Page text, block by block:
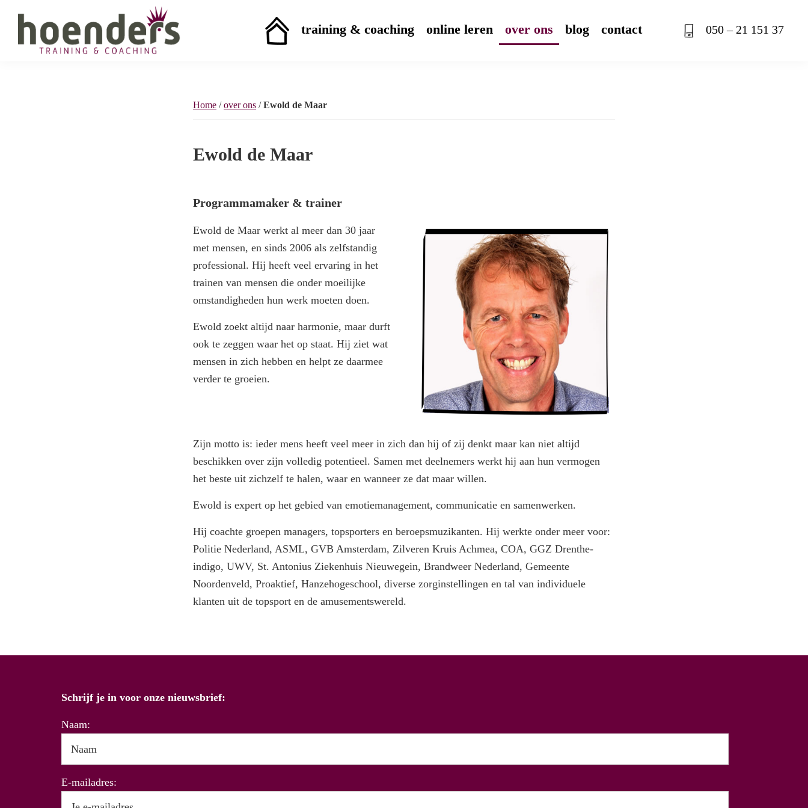
primary
main
footer
training & coaching online leren over ons blog contact 050 – 21 151 37
Home /over ons /Ewold de Maar
Ewold de Maar
Programmamaker & trainer
Ewold de Maar werkt al meer dan 30 jaar
met mensen, en sinds 2006 als zelfstandig
professional. Hij heeft veel ervaring in het
trainen van mensen die onder moeilijke
omstandigheden hun werk moeten doen.
Ewold zoekt altijd naar harmonie, maar durft
ook te zeggen waar het op staat. Hij ziet wat
mensen in zich hebben en helpt ze daarmee
verder te groeien.
Zijn motto is: ieder mens heeft veel meer in zich dan hij of zij denkt maar kan niet altijd
beschikken over zijn volledig potentieel. Samen met deelnemers werkt hij aan hun vermogen
het beste uit zichzelf te halen, waar en wanneer ze dat maar willen.
Ewold is expert op het gebied van emotiemanagement, communicatie en samenwerken.
Hij coachte groepen managers, topsporters en beroepsmuzikanten. Hij werkte onder meer voor:
Politie Nederland, ASML, GVB Amsterdam, Zilveren Kruis Achmea, COA, GGZ Drenthe-
indigo, UWV, St. Antonius Ziekenhuis Nieuwegein, Brandweer Nederland, Gemeente
Noordenveld, Proaktief, Hanzehogeschool, diverse zorginstellingen en tal van individuele
klanten uit de topsport en de amusementswereld.
Schrijf je in voor onze nieuwsbrief:
Naam:
E-mailadres: